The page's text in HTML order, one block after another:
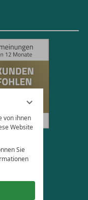
von ihnen
Website
Sie